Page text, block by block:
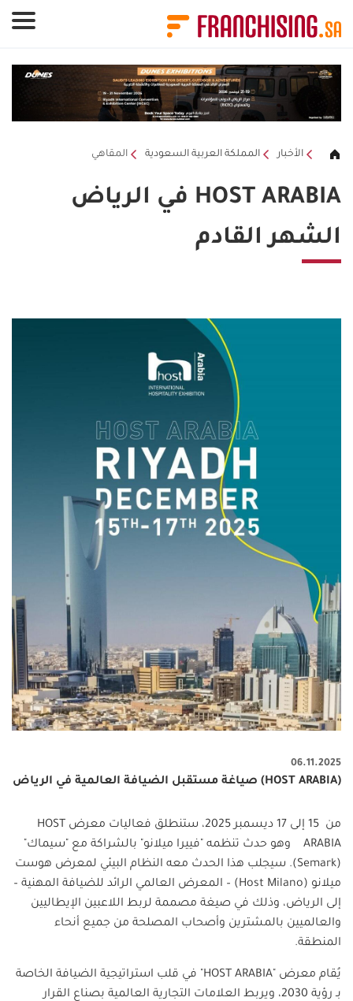
الأخبار المملكة العربية السعودية المقاهي
HOST ARABIA في الرياض
الشهر القادم
06.11.2025
(HOST ARABIA) صياغة مستقبل الضيافة العالمية في الرياض
من 15 إلى 17 ديسمبر 2025، ستنطلق فعاليات معرض
HOST
ARABIA
وهو حدث تنظمه "فييرا ميلانو" بالشراكة مع "سيماك
(Semark).
سيجلب هذا الحدث معه النظام البيئي لمعرض هوست
ميلانو (Host Milano) –
المعرض العالمي الرائد للضيافة المهنية –
إلى الرياض، وذلك في صيغة مصممة لربط اللاعبين الإيطاليين
والعالميين بالمشترين وأصحاب المصلحة من جميع أنحاء
المنطقة.
يُقام معرض " HOST ARABIA " في قلب استراتيجية الضيافة الخاصة
بـ رؤية 2030، ويربط العلامات التجارية العالمية بصناع القرار
لوحة إدارة ملفات تعريف الارتباط